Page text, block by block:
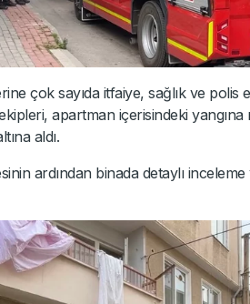
çok sayıda itfaiye, sağlık ve polis
apartman içerisindeki
aldı.
ardından binada detaylı